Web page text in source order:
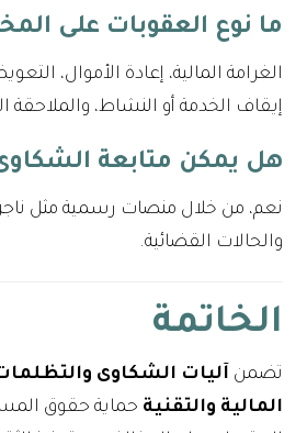
ما نوع العقوبات على
الغرامة المالية، إعادة الأموال،
إيقاف الخدمة أو النشاط، والملاحقة
هل يمكن متابعة الشكاوى
نعم، من خلال منصات رسمية مثل
والحالات القضائية.
الخاتمة
تضمن آليات الشكاوى
المالية والتقنية حماية حقوق